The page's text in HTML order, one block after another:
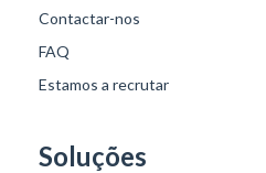
Contactar-nos
FAQ
Estamos a recrutar
Soluções